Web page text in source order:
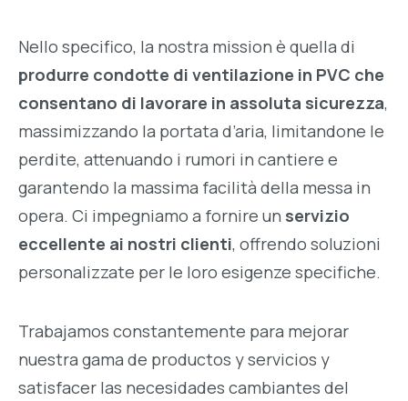
Nello specifico, la nostra mission è quella di
produrre condotte di ventilazione in PVC che
consentano di lavorare in assoluta sicurezza,
massimizzando la portata d’aria, limitandone le
perdite, attenuando i rumori in cantiere e
garantendo la massima facilità della messa in
opera. Ci impegniamo a fornire un servizio
eccellente ai nostri clienti, offrendo soluzioni
personalizzate per le loro esigenze specifiche.
Trabajamos constantemente para mejorar
nuestra gama de productos y servicios y
satisfacer las necesidades cambiantes del